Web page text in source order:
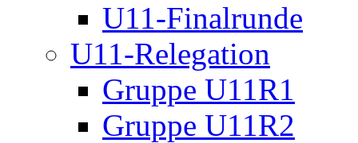
U11-Finalrunde
U11-Relegation
Gruppe U11R1
Gruppe U11R2